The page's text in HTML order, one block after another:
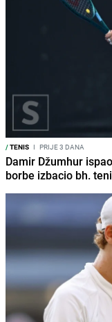
/TENIS I PRIJE 3 DANA
Damir Džumhur
borbe izbacio bh.